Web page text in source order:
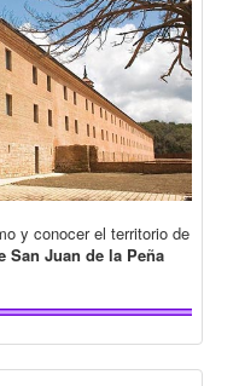
y conocer el territorio de
San Juan de la Peña